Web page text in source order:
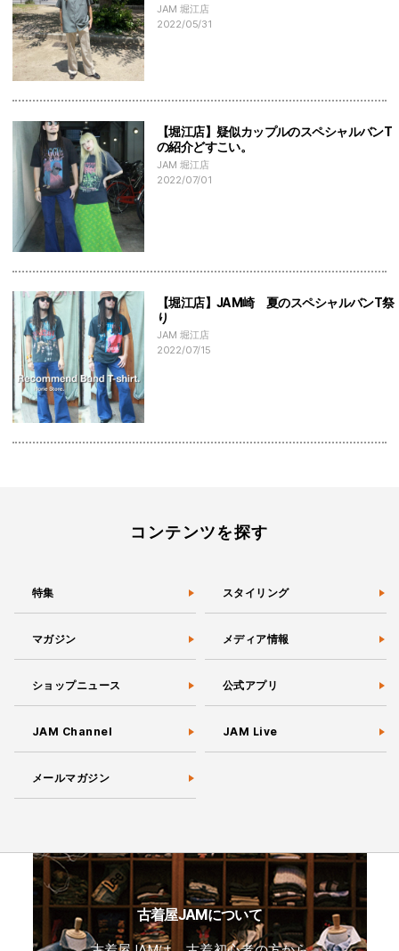
JAM 堀江店
2022/05/31
【堀江店】疑似カップルのスペシャルバンT
の紹介どすこい。
JAM 堀江店
2022/07/01
【堀江店】JAM崎 夏のスペシャルバンT祭
り
JAM 堀江店
2022/07/15
コンテンツを探す
特集 スタイリング
マガジン メディア情報
ショップニュース 公式アプリ
JAM Channel JAM Live
メールマガジン
古着屋JAMについて